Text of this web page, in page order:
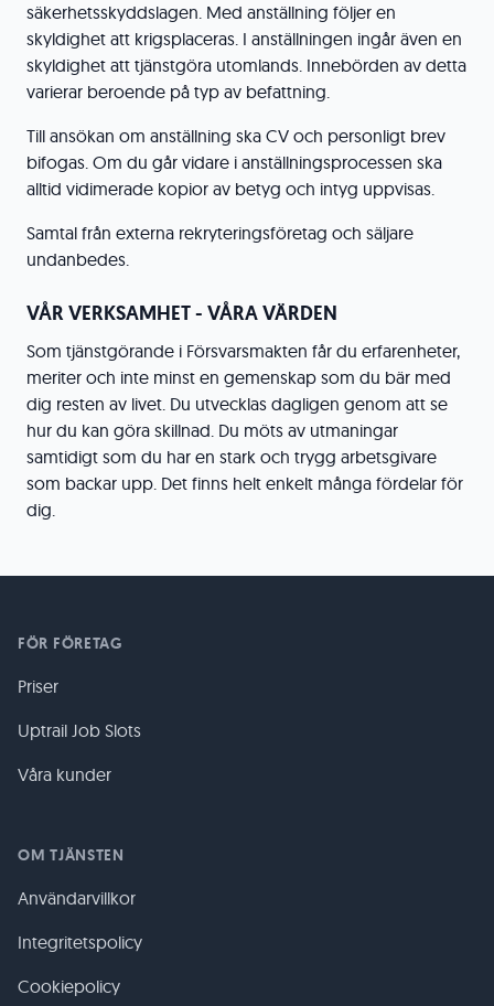
säkerhetsskyddslagen. Med anställning följer en
skyldighet att krigsplaceras. I anställningen ingår även en
skyldighet att tjänstgöra utomlands. Innebörden av detta
varierar beroende på typ av befattning.
Till ansökan om anställning ska CV och personligt brev
bifogas. Om du går vidare i anställningsprocessen ska
alltid vidimerade kopior av betyg och intyg uppvisas.
Samtal från externa rekryteringsföretag och säljare
undanbedes.
VÅR VERKSAMHET - VÅRA VÄRDEN
Som tjänstgörande i Försvarsmakten får du erfarenheter,
meriter och inte minst en gemenskap som du bär med
dig resten av livet. Du utvecklas dagligen genom att se
hur du kan göra skillnad. Du möts av utmaningar
samtidigt som du har en stark och trygg arbetsgivare
som backar upp. Det finns helt enkelt många fördelar för
dig.
FÖR FÖRETAG
Priser
Uptrail Job Slots
Våra kunder
OM TJÄNSTEN
Användarvillkor
Integritetspolicy
Cookiepolicy